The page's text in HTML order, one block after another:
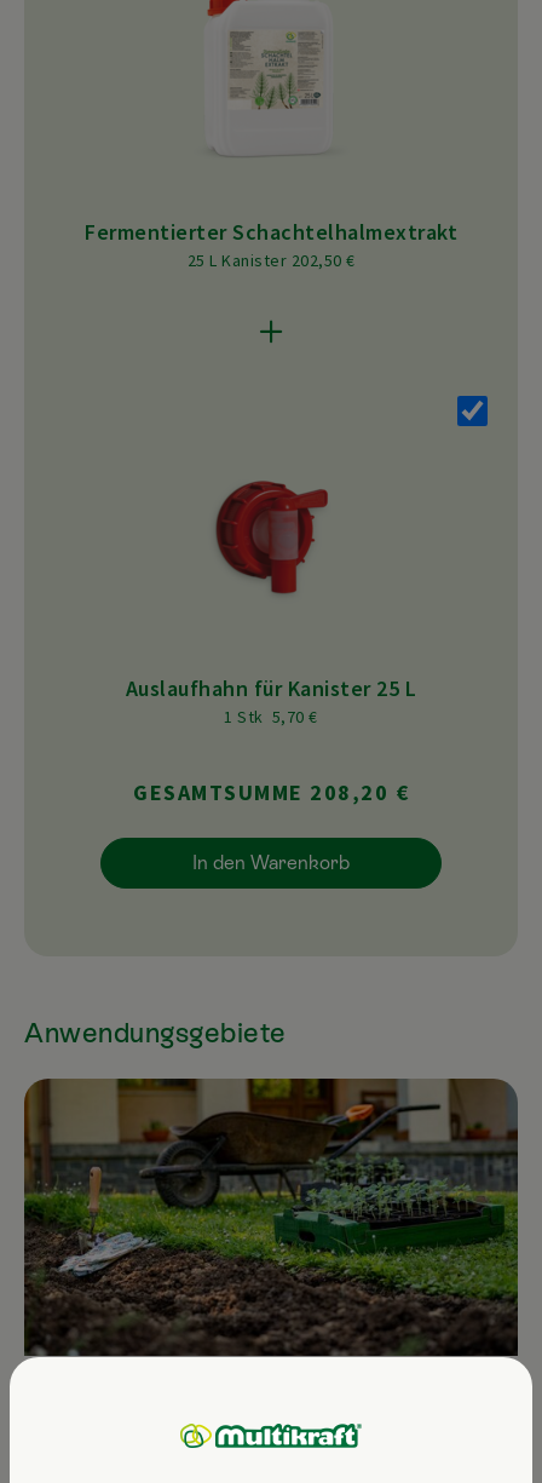
Fermentierter Schachtelhalmextrakt
25 L Kanister 202,50 €
Auslaufhahn für Kanister 25 L
1 Stk 5,70 €
GESAMTSUMME 208,20 €
In den Warenkorb
Anwendungsgebiete
Stärken Sie mit Multikraft das natürliche